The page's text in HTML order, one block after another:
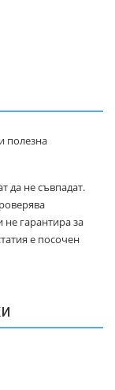
полезна
да не съвпадат.
не гарантира за
е посочен